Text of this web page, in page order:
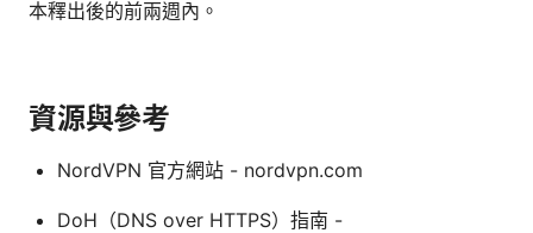
本釋出後的前兩週內。
資源與參考
NordVPN 官方網站 - nordvpn.com
DoH（DNS over HTTPS）指南 -